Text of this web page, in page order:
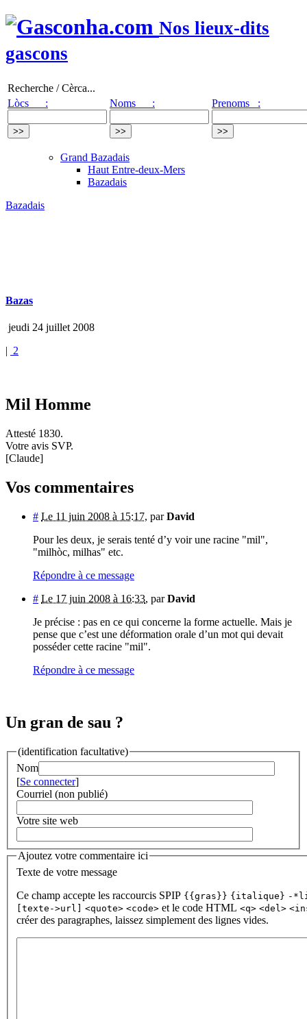
Nos lieux-dits
gascons
Recherche / Cèrca...
Lòcs :
Noms : Prenoms :
Grand Bazadais
Haut Entre-deux-Mers
Bazadais
Bazadais
Bazas
jeudi 24 juillet 2008
| 2
Mil Homme
Attesté 1830.
Votre avis SVP.
[Claude]
Vos commentaires
# Le 11 juin 2008 à 15:17, parDavid
Pour les deux, je serais tenté d’y voir une racine "mil",
"milhòc, milhas" etc.
Répondre à ce message
# Le 17 juin 2008 à 16:33, parDavid
Je précise : pas en ce qui concerne la forme actuelle. Mais je
pense que c’est une déformation orale d’un mot qui devait
posséder cette racine "mil".
Répondre à ce message
Un gran de sau ?
(identification facultative)
Nom
[Se connecter]
Courriel (non publié)
Votre site web
Ajoutez votre commentaire ici
Texte de votre message
Ce champ accepte les raccourcis SPIP {{gras}} {italique} -
[texte->url]
<quote> <code> et le code HTML <q> <del>
créer des paragraphes, laissez simplement des lignes vides.